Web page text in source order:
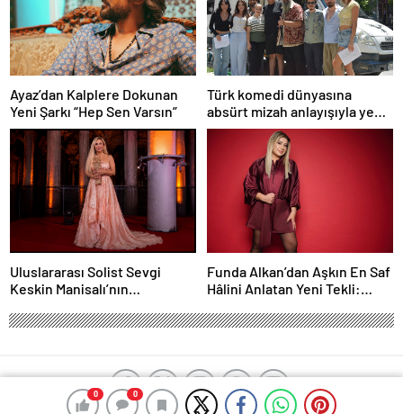
0 0
0 0
Ayaz’dan Kalplere Dokunan
Yeni Şarkı “Hep Sen Varsın”
Türk komedi dünyasına
absürt mizah anlayışıyla yeni
bir soluk getirmeye
hazırlanan “Şebeke: Sinyal
Yok”, çekimlerine başladı.
Uluslararası Solist Sevgi
Keskin Manisalı’nın
Performansı Meslek Onur
Funda Alkan’dan Aşkın En Saf
Hâlini Anlatan Yeni Tekli: